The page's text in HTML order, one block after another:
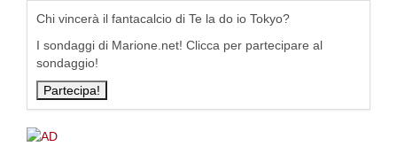
Chi vincerà il fantacalcio di Te la do io Tokyo?
I sondaggi di Marione.net! Clicca per partecipare al
sondaggio!